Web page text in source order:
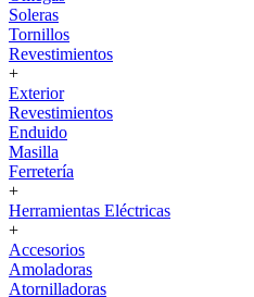
Soleras
Tornillos
Revestimientos
+
Exterior
Revestimientos
Enduido
Masilla
Ferretería
+
Herramientas Eléctricas
+
Accesorios
Amoladoras
Atornilladoras